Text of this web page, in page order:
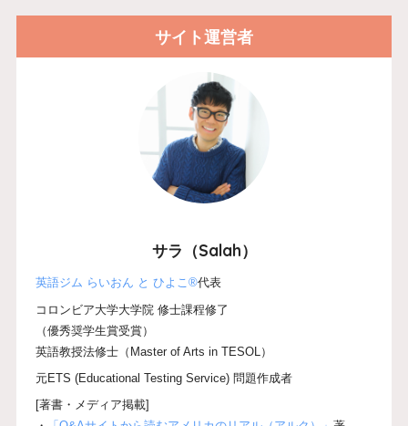
サイト運営者
サラ（Salah）
英語ジム らいおん と ひよこ®代表
コロンビア大学大学院 修士課程修了
（優秀奨学生賞受賞）
英語教授法修士（Master of Arts in TESOL）
元ETS (Educational Testing Service) 問題作成者
[著書・メディア掲載]